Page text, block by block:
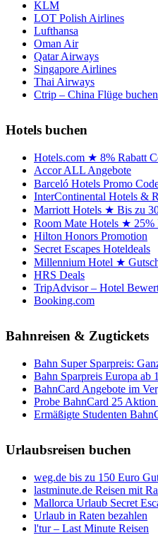
KLM
LOT Polish Airlines
Lufthansa
Oman Air
Qatar Airways
Singapore Airlines
Thai Airways
Ctrip – China Flüge buchen
Hotels buchen
Hotels.com ★ 8% Rabatt
Accor ALL Angebote
Barceló Hotels Promo
InterContinental Hotels &
Marriott Hotels ★ Bis zu
Room Mate Hotels ★ 25%
Hilton Honors Promotion
Secret Escapes Hoteldeals
Millennium Hotel ★
HRS Deals
TripAdvisor – Hotel
Booking.com
Bahnreisen & Zugtickets
Bahn Super Sparpreis:
Bahn Sparpreis Europa ab
BahnCard Angebote im
Probe BahnCard 25
Ermäßigte Studenten
Urlaubsreisen buchen
weg.de bis zu 150 Euro
lastminute.de Reisen mit
Mallorca Urlaub Secret
Urlaub in Raten bezahlen
l'tur – Last Minute Reisen